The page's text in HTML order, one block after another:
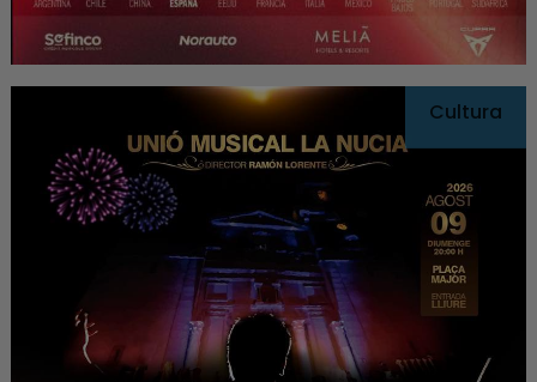
Cultura